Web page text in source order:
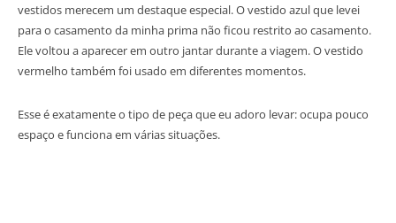
vestidos merecem um destaque especial. O vestido azul que levei
para o casamento da minha prima não ficou restrito ao casamento.
Ele voltou a aparecer em outro jantar durante a viagem. O vestido
vermelho também foi usado em diferentes momentos.
Esse é exatamente o tipo de peça que eu adoro levar: ocupa pouco
espaço e funciona em várias situações.